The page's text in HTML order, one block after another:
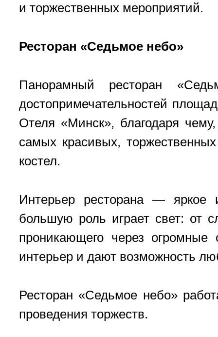
и торжественных мероприятий.
Ресторан «Седьмое небо»
Панорамный ресторан
достопримечательностей
Отеля «Минск», благодаря
самых красивых,
костел.
Интерьер ресторана — яркое
большую роль играет свет: от
проникающего через
интерьер и дают возможность
Ресторан «Седьмое небо»
проведения торжеств.